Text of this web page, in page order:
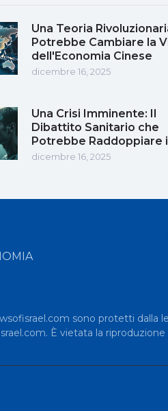
Una Teoria
Potrebbe Cambiare la
dell'Economia Cinese
dicembre 16, 2025
Una Crisi Imminente: Il
Dibattito Sanitario che
Potrebbe Raddoppiare
dicembre 16, 2025
sono protetti dalla
È vietata la